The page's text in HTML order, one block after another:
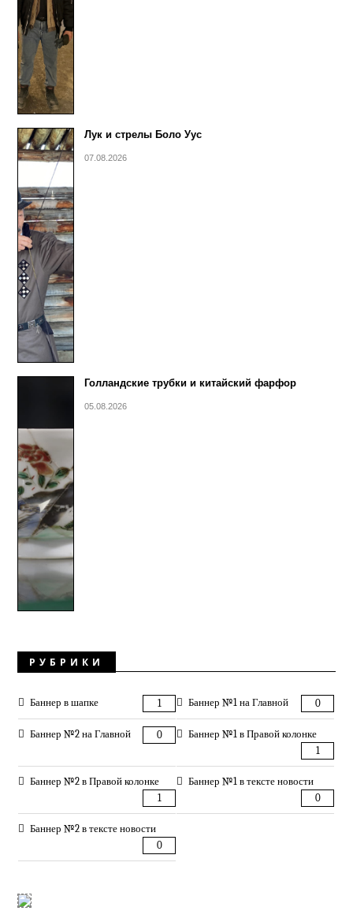
Лук и стрелы Боло Уус
07.08.2026
Голландские трубки и китайский фарфор
05.08.2026
РУБРИКИ
Баннер в шапке 1 Баннер №1 на Главной 0
Баннер №2 на Главной 0
Баннер №1 в Правой колонке
1
Баннер №2 в Правой колонке
1
Баннер №1 в тексте новости
0
Баннер №2 в тексте новости
0